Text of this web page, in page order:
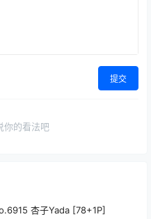
提交
你的看法吧
杏子Yada [78+1P]